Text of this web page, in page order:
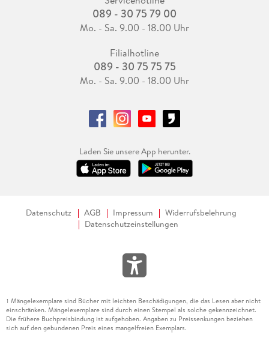
089 - 30 75 79 00
Mo. - Sa. 9.00 - 18.00 Uhr
Filialhotline
089 - 30 75 75 75
Mo. - Sa. 9.00 - 18.00 Uhr
Laden Sie unsere App herunter.
Datenschutz AGB Impressum
Widerrufsbelehrung
Datenschutzeinstellungen
1 Mängelexemplare sind Bücher mit leichten Beschädigungen, die das Lesen aber nicht
einschränken. Mängelexemplare sind durch einen Stempel als solche gekennzeichnet.
Die frühere Buchpreisbindung ist aufgehoben. Angaben zu Preissenkungen beziehen
sich auf den gebundenen Preis eines mangelfreien Exemplars.